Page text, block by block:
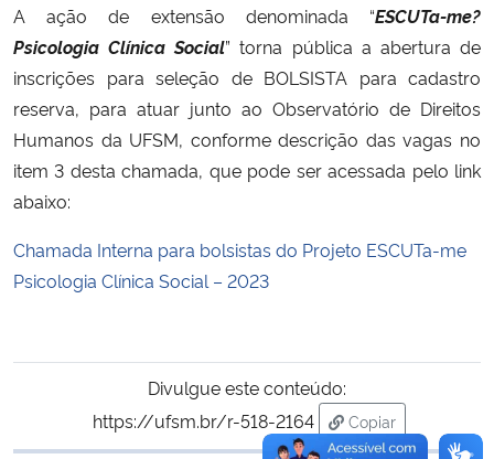
Gabinete de Segurança Institucional
Advocacia-Geral da União
A ação de extensão denominada “ESCUTa-me?
Psicologia Clínica Social” torna pública a abertura de
inscrições para seleção de BOLSISTA para cadastro
reserva, para atuar junto ao Observatório de Direitos
Humanos da UFSM, conforme descrição das vagas no
item 3 desta chamada, que pode ser acessada pelo link
abaixo:
Chamada Interna para bolsistas do Projeto ESCUTa-me
Psicologia Clínica Social – 2023
Divulgue este conteúdo:
https://ufsm.br/r-518-2164
Copiar
para área de